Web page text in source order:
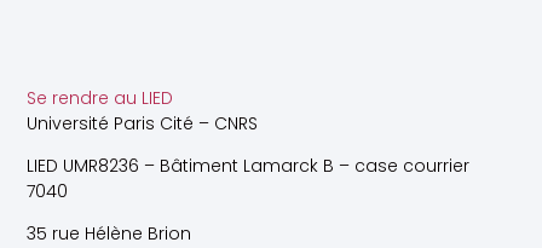
Se rendre au LIED
Université Paris Cité – CNRS
LIED UMR8236 – Bâtiment Lamarck B – case courrier
7040
35 rue Hélène Brion